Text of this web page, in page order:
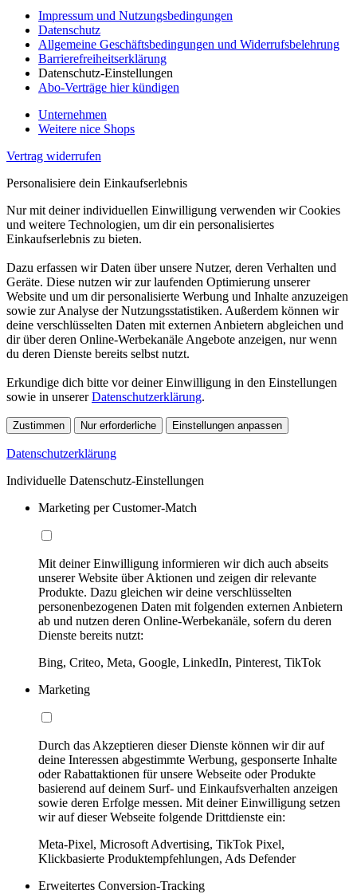
Impressum und Nutzungsbedingungen
Datenschutz
Allgemeine Geschäftsbedingungen und Widerrufsbelehrung
Barrierefreiheitserklärung
Datenschutz-Einstellungen
Abo-Verträge hier kündigen
Unternehmen
Weitere nice Shops
Vertrag widerrufen
Personalisiere dein Einkaufserlebnis
Nur mit deiner individuellen Einwilligung verwenden wir Cookies
und weitere Technologien, um dir ein personalisiertes
Einkaufserlebnis zu bieten.
Dazu erfassen wir Daten über unsere Nutzer, deren Verhalten und
Geräte. Diese nutzen wir zur laufenden Optimierung unserer
Website und um dir personalisierte Werbung und Inhalte anzuzeigen
sowie zur Analyse der Nutzungsstatistiken. Außerdem können wir
deine verschlüsselten Daten mit externen Anbietern abgleichen und
dir über deren Online-Werbekanäle Angebote anzeigen, nur wenn
du deren Dienste bereits selbst nutzt.
Erkundige dich bitte vor deiner Einwilligung in den Einstellungen
sowie in unsererDatenschutzerklärung.
Zustimmen Nur erforderliche Einstellungen anpassen
Datenschutzerklärung
Individuelle Datenschutz-Einstellungen
Marketing per Customer-Match
Mit deiner Einwilligung informieren wir dich auch abseits
unserer Website über Aktionen und zeigen dir relevante
Produkte. Dazu gleichen wir deine verschlüsselten
personenbezogenen Daten mit folgenden externen Anbietern
ab und nutzen deren Online-Werbekanäle, sofern du deren
Dienste bereits nutzt:
Bing, Criteo, Meta, Google, LinkedIn, Pinterest, TikTok
Marketing
Durch das Akzeptieren dieser Dienste können wir dir auf
deine Interessen abgestimmte Werbung, gesponserte Inhalte
oder Rabattaktionen für unsere Webseite oder Produkte
basierend auf deinem Surf- und Einkaufsverhalten anzeigen
sowie deren Erfolge messen. Mit deiner Einwilligung setzen
wir auf dieser Webseite folgende Drittdienste ein:
Meta-Pixel, Microsoft Advertising, TikTok Pixel,
Klickbasierte Produktempfehlungen, Ads Defender
Erweitertes Conversion-Tracking